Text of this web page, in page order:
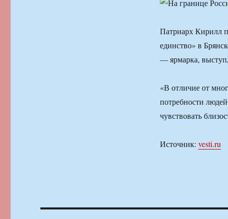
Патриарх Кирилл
единство» в
— ярмарка,
«В отличие от
потребности
чувствовать
Источник: vesti.ru